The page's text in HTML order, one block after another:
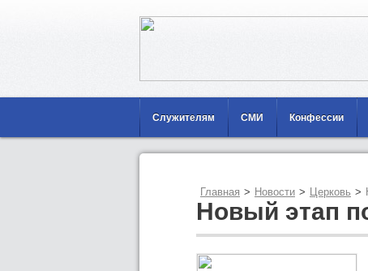
Служителям СМИ Конфессии
Главная > Новости > Церковь >
Новый этап